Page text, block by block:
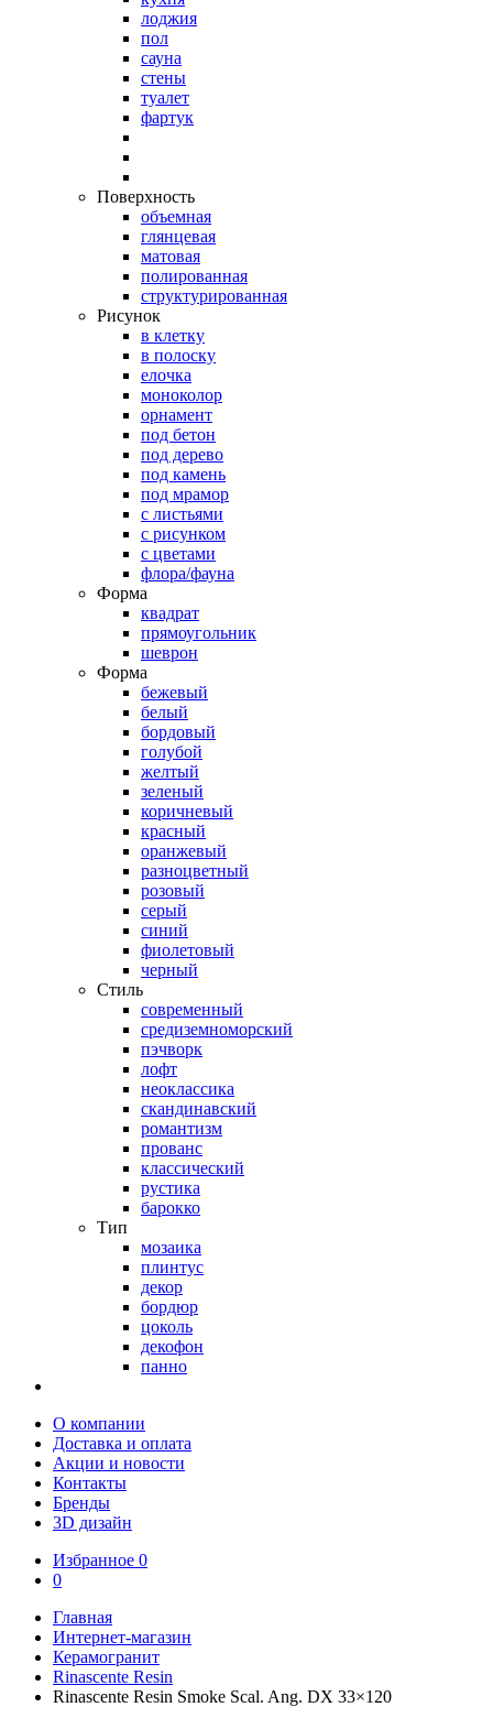
лоджия
пол
сауна
стены
туалет
фартук
Поверхность
объемная
глянцевая
матовая
полированная
структурированная
Рисунок
в клетку
в полоску
елочка
моноколор
орнамент
под бетон
под дерево
под камень
под мрамор
с листьями
с рисунком
с цветами
флора/фауна
Форма
квадрат
прямоугольник
шеврон
Форма
бежевый
белый
бордовый
голубой
желтый
зеленый
коричневый
красный
оранжевый
разноцветный
розовый
серый
синий
фиолетовый
черный
Стиль
современный
средиземноморский
пэчворк
лофт
неоклассика
скандинавский
романтизм
прованс
классический
рустика
барокко
Тип
мозаика
плинтус
декор
бордюр
цоколь
декофон
панно
О компании
Доставка и оплата
Акции и новости
Контакты
Бренды
3D дизайн
Избранное 0
0
Главная
Интернет-магазин
Керамогранит
Rinascente Resin
Rinascente Resin Smoke Scal. Ang. DX 33×120